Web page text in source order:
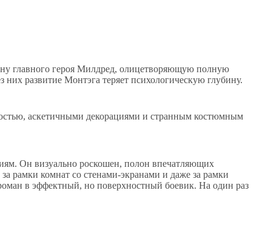
главного героя Милдред, олицетворяющую полную
развитие Монтэга теряет психологическую глубину.
аскетичными декорациями и странным костюмным
Он визуально роскошен, полон впечатляющих
рамки комнат со стенами-экранами и даже за рамки
в эффектный, но поверхностный боевик. На один раз